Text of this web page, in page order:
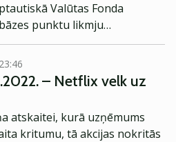
Valūtas Fonda
punktu likmju
vēsta Barron’s.
– Netflix velk uz
atskaitei, kurā uzņēmums
kritumu, tā akcijas nokritās